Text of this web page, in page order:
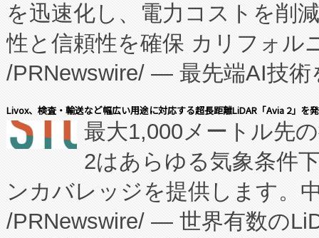
従来のフェッドバッチ施設の
に、患者やサプライチェーン
キー方式で拡張性が高く、持
す。FCCM‑を活用した現地生
患者にとっての費用負担を大
のアクセスを大幅に拡大する
Fully-Connected Continuous
プログラムには、施設設計・
を迅速化し、電力コストを削
性と信頼性を確保 カリフォル
/PRNewswire/ — 最先端AI技術
会社エーアイ・アンド：本社
President原信平）と、エンタ
ードするVoltaiqは、日本にあ
ーエネルギー貯蔵システム（
た。 Voltaiq独自のAI搭載プラ
Livox、検査・輸送など幅広い用途に対応する超長距離LiDAR「Avia 2」を
最大1,000メートル先
2はあらゆる気象条件
ンカバレッジを提供します。
/PRNewswire/ — 世界有数の